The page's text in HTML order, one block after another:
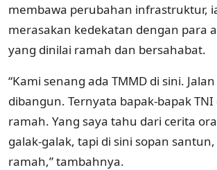
membawa perubahan infrastruktur,
merasakan kedekatan dengan para
yang dinilai ramah dan bersahabat.
“Kami senang ada TMMD di sini.
dibangun. Ternyata bapak-bapak
ramah. Yang saya tahu dari cerita
galak-galak, tapi di sini sopan
ramah,” tambahnya.